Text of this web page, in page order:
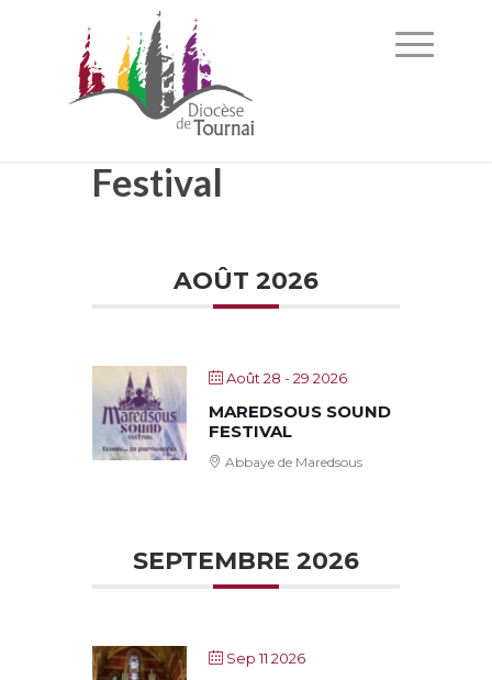
Festival
AOÛT 2026
Août 28 - 29 2026
MAREDSOUS SOUND
FESTIVAL
Abbaye de Maredsous
SEPTEMBRE 2026
Sep 11 2026